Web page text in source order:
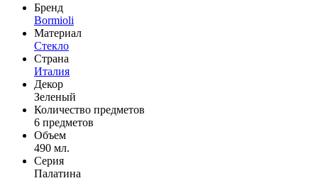
Бренд
Bormioli
Материал
Стекло
Страна
Италия
Декор
Зеленый
Количество предметов
6 предметов
Объем
490 мл.
Серия
Палатина